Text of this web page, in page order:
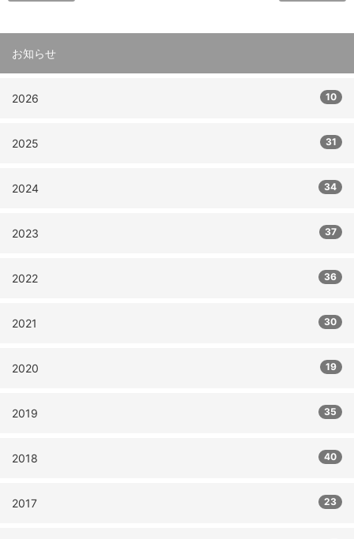
お知らせ
2026 10
2025 31
2024 34
2023 37
2022 36
2021 30
2020 19
2019 35
2018 40
2017 23